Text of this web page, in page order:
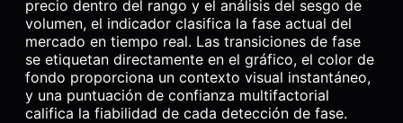
precio dentro del rango y el análisis del sesgo de
volumen, el indicador clasifica la fase actual del
mercado en tiempo real. Las transiciones de fase
se etiquetan directamente en el gráfico, el color de
fondo proporciona un contexto visual instantáneo,
y una puntuación de confianza multifactorial
califica la fiabilidad de cada detección de fase.